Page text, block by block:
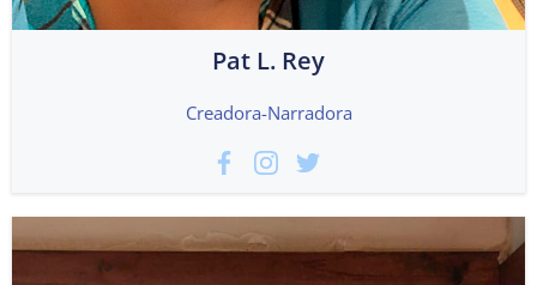
Pat L. Rey
Creadora-Narradora